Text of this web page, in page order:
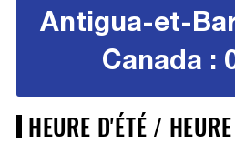
Antigua-et-
Canada :
HEURE D'ÉTÉ /